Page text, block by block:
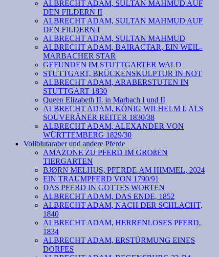
ALBRECHT ADAM, SULTAN MAHMUD AUF
DEN FILDERN II
ALBRECHT ADAM, SULTAN MAHMUD AUF
DEN FILDERN I
ALBRECHT ADAM, SULTAN MAHMUD
ALBRECHT ADAM, BAIRACTAR, EIN WEIL-
MARBACHER STAR
GEFUNDEN IM STUTTGARTER WALD
STUTTGART, BRÜCKENSKULPTUR IN NOT
ALBRECHT ADAM, ARABERSTUTEN IN
STUTTGART 1830
Queen Elizabeth II. in Marbach I und II
ALBRECHT ADAM, KÖNIG WILHELM I. ALS
SOUVERÄNER REITER 1830/38
ALBRECHT ADAM, ALEXANDER VON
WÜRTTEMBERG 1829/30
Vollblutaraber und andere Pferde
AMAZONE ZU PFERD IM GROßEN
TIERGARTEN
BJØRN MELHUS, PFERDE AM HIMMEL, 2024
EIN TRAUMPFERD VON 1790/91
DAS PFERD IN GOTTES WORTEN
ALBRECHT ADAM, DAS ENDE, 1852
ALBRECHT ADAM, NACH DER SCHLACHT,
1840
ALBRECHT ADAM, HERRENLOSES PFERD,
1834
ALBRECHT ADAM, ERSTÜRMUNG EINES
DORFES